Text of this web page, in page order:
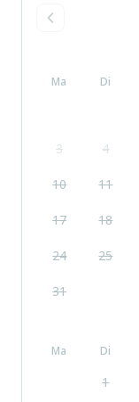
Ma Di
3 4
10 11
17 18
24 25
31
Ma Di
1